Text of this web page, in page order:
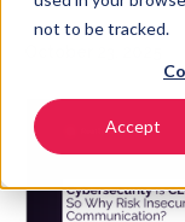
not to be tracked.
Accept